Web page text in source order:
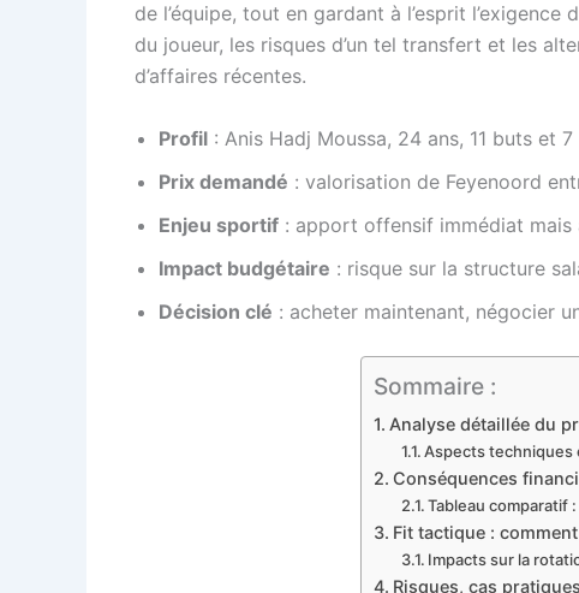
de l’équipe, tout en gardant à l’esprit
du joueur, les risques d’un tel transfert et les
d’affaires récentes.
Profil : Anis Hadj Moussa, 24 ans, 11 buts et
Prix demandé : valorisation de Feyenoord
Enjeu sportif : apport offensif immédiat mais
Impact budgétaire : risque sur la structure
Décision clé : acheter maintenant, négocier
Sommaire :
Analyse détaillée du
Aspects techniques
Conséquences
Tableau comparatif
Fit tactique :
Impacts sur la
Risques, cas